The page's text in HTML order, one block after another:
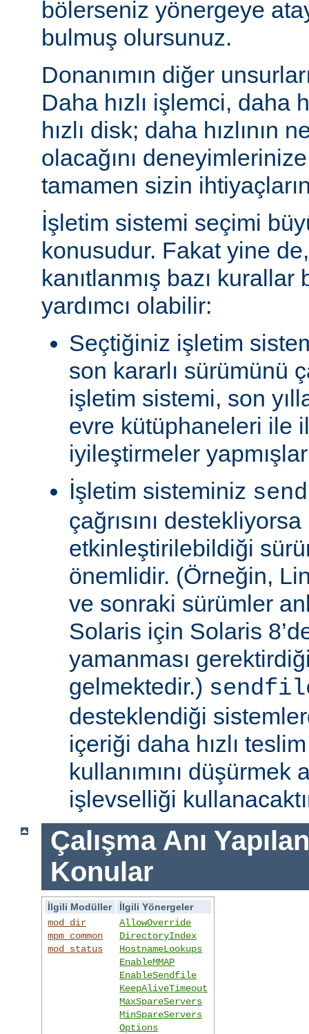
bölerseniz yönergeye
bulmuş olursunuz.
Donanımın diğer
Daha hızlı işlemci, daha
hızlı disk; daha hızlının
olacağını
tamamen sizin
İşletim sistemi seçimi
konusudur. Fakat yine de,
kanıtlanmış bazı
yardımcı olabilir:
Seçtiğiniz işletim
son kararlı sürümünü
işletim sistemi, son
evre kütüphaneleri ile
iyileştirmeler
İşletim sisteminiz
çağrısını
etkinleştirilebildiği
önemlidir. (Örneğin,
ve sonraki sürümler
Solaris için Solaris
yamanması
gelmektedir.)
desteklendiği
içeriği daha hızlı
kullanımını düşürmek
işlevselliği
Çalışma Anı
Konular
İlgili Modüller
İlgili Yönergeler
mod_dir
mpm_common
mod_status
AllowOverride
DirectoryIndex
HostnameLookups
EnableMMAP
EnableSendfile
KeepAliveTimeout
MaxSpareServers
MinSpareServers
Options